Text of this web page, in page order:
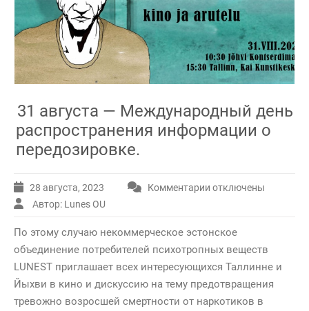
31 августа — Международный день
распространения информации о
передозировке.
28 августа, 2023 Комментарии к
августа
—
Международный
распространения
информации
отключены
Автор: Lunes OU
По этому случаю некоммерческое эстонское
объединение потребителей психотропных веществ
LUNEST приглашает всех интересующихся Таллинне и
Йыхви в кино и дискуссию на тему предотвращения
тревожно возросшей смертности от наркотиков в